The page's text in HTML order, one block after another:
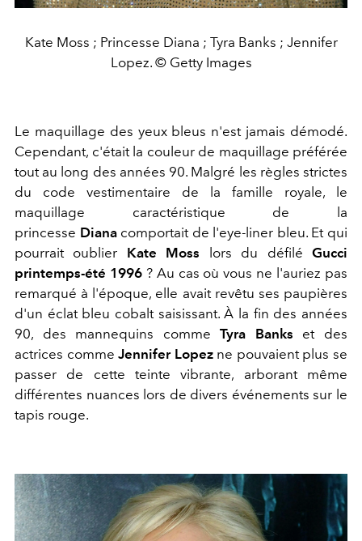
Kate Moss ; Princesse Diana ; Tyra Banks ; Jennifer
Lopez. © Getty Images
Le maquillage des yeux bleus n'est jamais démodé.
Cependant, c'était la couleur de maquillage préférée
tout au long des années 90. Malgré les règles strictes
du code vestimentaire de la famille royale, le
maquillage caractéristique de la
princesse Diana comportait de l'eye-liner bleu. Et qui
pourrait oublier
Kate Moss lors du défilé
Gucci
printemps-été 1996 ? Au cas où vous ne l'auriez pas
remarqué à l'époque, elle avait revêtu ses paupières
d'un éclat bleu cobalt saisissant. À la fin des années
90, des mannequins comme
Tyra Banks
et des
actrices comme Jennifer Lopez ne pouvaient plus se
passer de cette teinte vibrante, arborant même
différentes nuances lors de divers événements sur le
tapis rouge.